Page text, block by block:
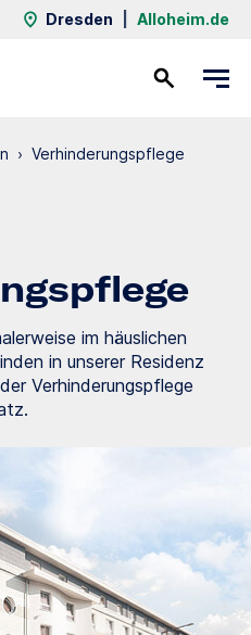
Dresden Alloheim.de
› Verhinde­rungs­pflege
im häuslichen
in unserer Residenz
Verhinderungspflege